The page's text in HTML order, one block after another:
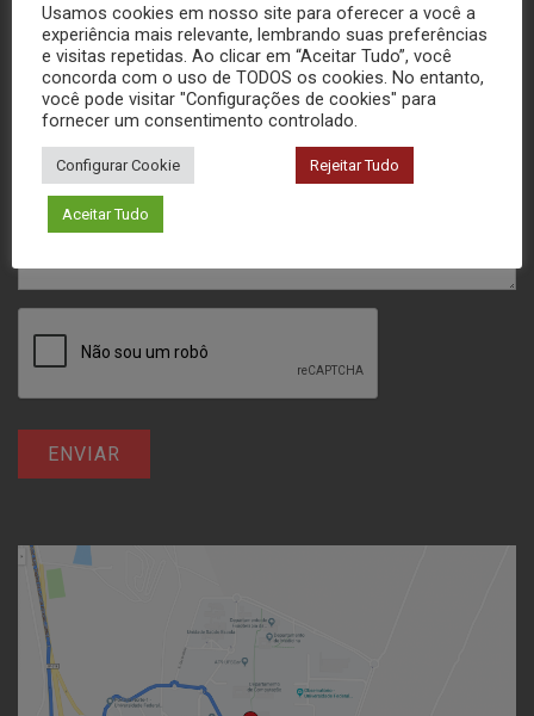
Usamos cookies em nosso site para oferecer a você a
experiência mais relevante, lembrando suas preferências
e visitas repetidas. Ao clicar em “Aceitar Tudo”, você
concorda com o uso de TODOS os cookies. No entanto,
você pode visitar "Configurações de cookies" para
fornecer um consentimento controlado.
Configurar Cookie Rejeitar Tudo
Aceitar Tudo